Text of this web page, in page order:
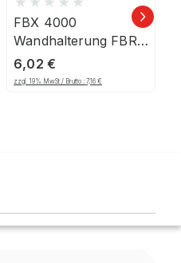
FBX 4000
Wandhalterung FBR
für Einzelstil längs -
Typ 2
6,02 €
zzgl. 19% MwSt / Brutto : 7,16 €